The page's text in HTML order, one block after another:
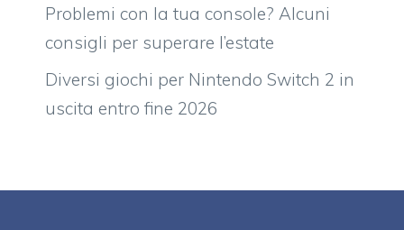
Problemi con la tua console? Alcuni
consigli per superare l’estate
Diversi giochi per Nintendo Switch 2 in
uscita entro fine 2026